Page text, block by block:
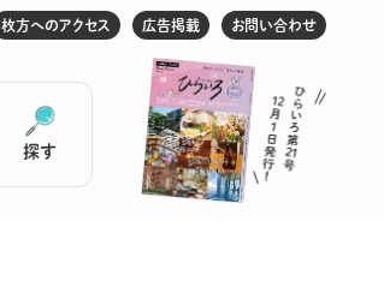
探す
枚方へのアクセス 広告掲載 お問い合わせ